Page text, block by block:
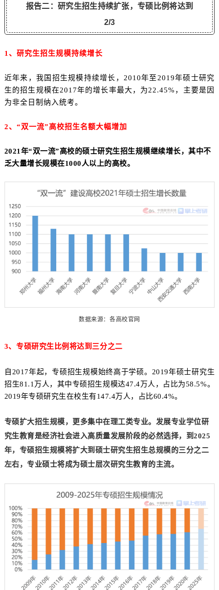
报告二：研究生招生持续扩张，专硕比例将达到
2/3
1、研究生招生规模持续增长
近年来，我国招生规模持续增长，2010年至2019年硕士研究
生的招生规模在2017年的增长率最大，为22.45%，主要是因
为非全日制纳入统考。
2、“双一流”高校招生名额大幅增加
2021年“双一流”高校的硕士研究生招生规模继续增长，其中不
乏大量增长规模在1000人以上的高校。
数据来源：各高校官网
3、专硕研究生比例将达到三分之二
自2017年起，专硕招生规模始终高于学硕。2019年硕士研究生
招生81.1万人，其中专硕招生规模达47.4万人，占比为58.5%。
2019年专硕研究生在校生有147.4万人，占比60.4%。
专硕扩大招生规模，更多集中在理工类专业。 发展专业学位研
究生教育是经济社会进入高质量发展阶段的必然选择，到2025
年，专硕招生规模将扩大到硕士研究生招生总规模的三分之二
左右，专业硕士将成为硕士层次研究生教育的主流。